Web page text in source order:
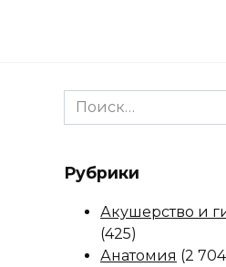
Search
for:
Рубрики
Акушерство и
(425)
Анатомия (2